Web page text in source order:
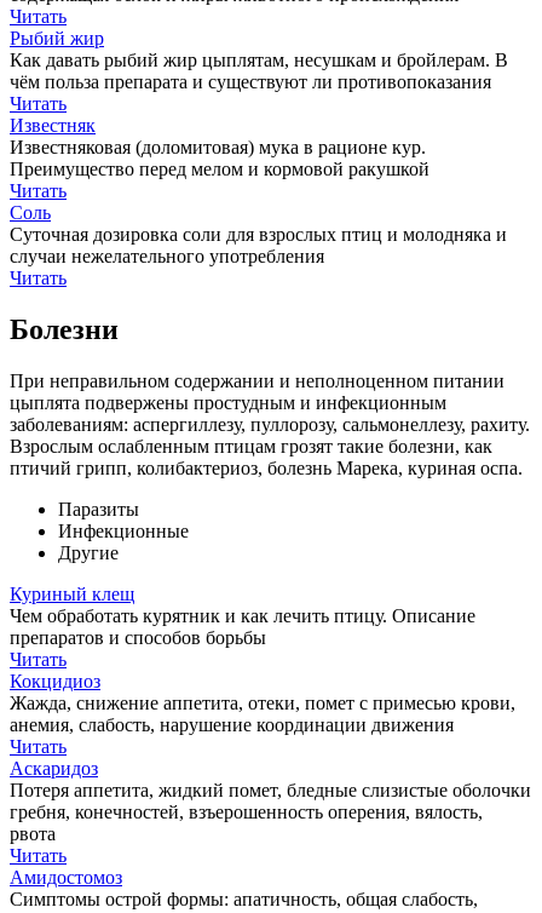
Читать
Рыбий жир
Как давать рыбий жир цыплятам, несушкам и бройлерам. В
чём польза препарата и существуют ли противопоказания
Читать
Известняк
Известняковая (доломитовая) мука в рационе кур.
Преимущество перед мелом и кормовой ракушкой
Читать
Соль
Суточная дозировка соли для взрослых птиц и молодняка и
случаи нежелательного употребления
Читать
Болезни
При неправильном содержании и неполноценном питании
цыплята подвержены простудным и инфекционным
заболеваниям: аспергиллезу, пуллорозу, сальмонеллезу, рахиту.
Взрослым ослабленным птицам грозят такие болезни, как
птичий грипп, колибактериоз, болезнь Марека, куриная оспа.
Паразиты
Инфекционные
Другие
Куриный клещ
Чем обработать курятник и как лечить птицу. Описание
препаратов и способов борьбы
Читать
Кокцидиоз
Жажда, снижение аппетита, отеки, помет с примесью крови,
анемия, слабость, нарушение координации движения
Читать
Аскаридоз
Потеря аппетита, жидкий помет, бледные слизистые оболочки
гребня, конечностей, взъерошенность оперения, вялость,
рвота
Читать
Амидостомоз
Симптомы острой формы: апатичность, общая слабость,